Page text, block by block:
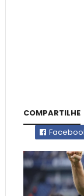
COMPARTILHE